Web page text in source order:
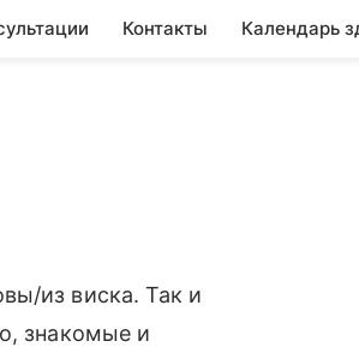
Контакты Календарь
из виска. Так и
знакомые и